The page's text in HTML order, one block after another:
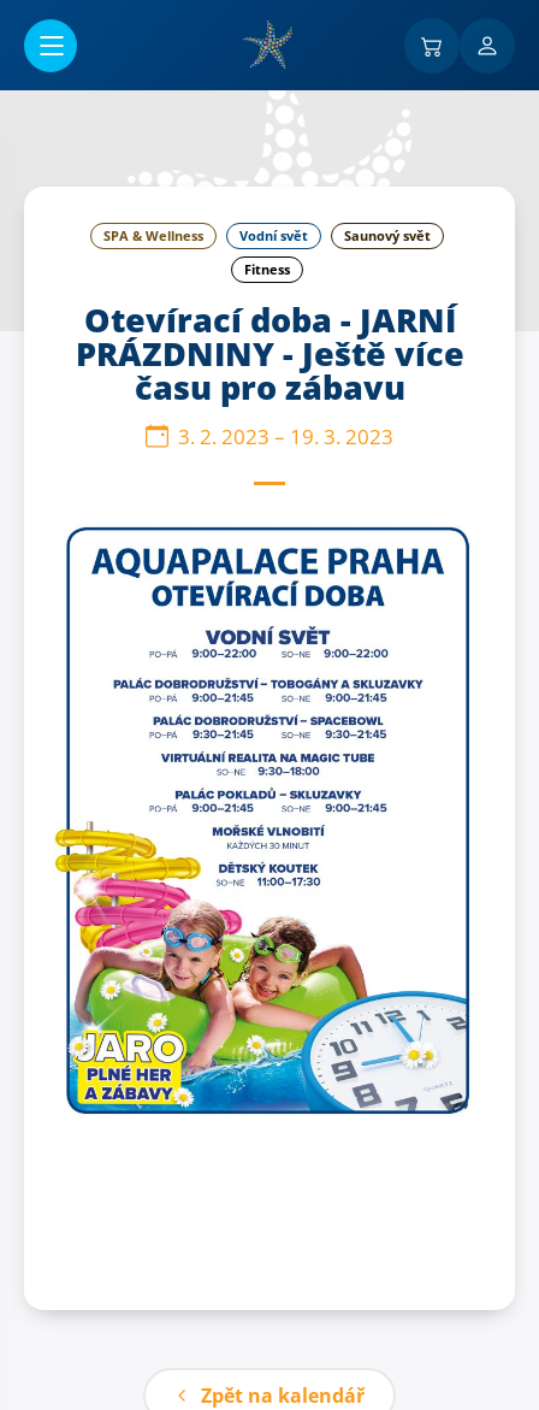
SPA & Wellness Vodní svět
Saunový svět
Fitness
Otevírací doba - JARNÍ
PRÁZDNINY - Ještě více
času pro zábavu
3. 2. 2023 – 19. 3. 2023
Zpět na kalendář